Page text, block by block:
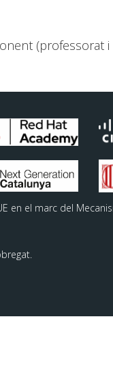
(professorat i
en el marc del